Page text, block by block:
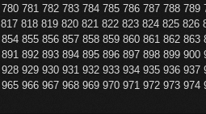
780 781 782 783 784 785 786 787 788 789
817 818 819 820 821 822 823 824 825 826
854 855 856 857 858 859 860 861 862 863
891 892 893 894 895 896 897 898 899 900
928 929 930 931 932 933 934 935 936 937
965 966 967 968 969 970 971 972 973 974